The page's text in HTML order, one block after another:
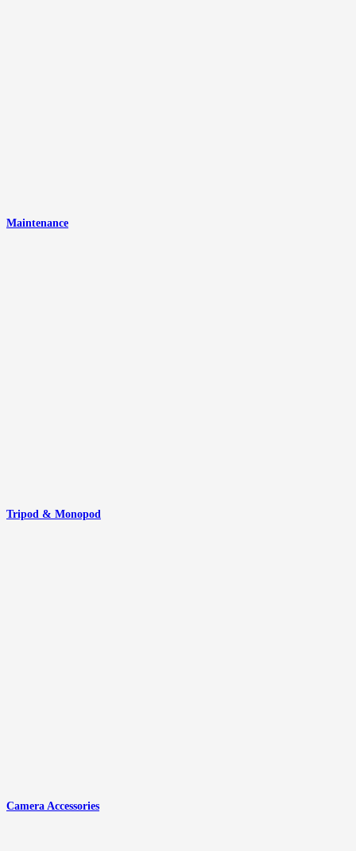
Maintenance
Tripod & Monopod
Camera Accessories